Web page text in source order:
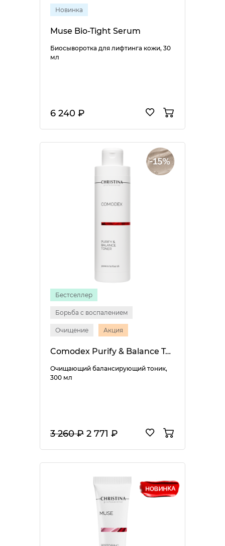
Новинка
Muse Bio-Tight Serum
Биосыворотка для лифтинга кожи, 30
мл
6 240 ₽
Бестселлер
Борьба с воспалением
Очищение Акция
Comodex Purify & Balance Toner
Очищающий балансирующий тоник,
300 мл
3 260 ₽ 2 771 ₽